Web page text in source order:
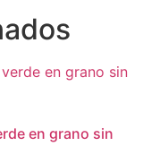
en grano sin